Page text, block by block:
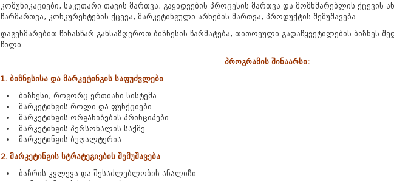
კომუნიკაციები, საკუთარი თავის მართვა, გაყიდვების პროცესის მართვა და მომხმარებლის ქცევის
წარმართვა, კონკურენტების ქცევა, მარკეტინგული არხების მართვა, პროდუქტის შემუშავება.
დაგეხმარებით წინასწარ განსაზღვროთ ბიზნესის წარმატება, თითოეული გადაწყვეტილების ბიზნეს
წილი.
პროგრამის შინაარსი:
1. ბიზნესისა და მარკეტინგის საფუძვლები
ბიზნესი, როგორც ერთიანი სისტემა
მარკეტინგის როლი და ფუნქციები
მარკეტინგის ორგანიზების პრინციპები
მარკეტინგის პერსონალის საქმე
მარკეტინგის ბუღალტერია
2. მარკეტინგის სტრატეგიების შემუშავება
ბაზრის კვლევა და შესაძლებლობის ანალიზი